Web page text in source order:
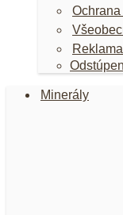
Minerály